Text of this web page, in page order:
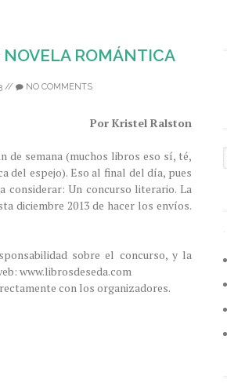
ROMÁNTICA
// NO COMMENTS
Por Kristel Ralston
de semana (muchos libros eso sí, té,
del espejo). Eso al final del día, pues
considerar: Un concurso literario. La
diciembre 2013 de hacer los envíos.
sobre el concurso, y la
www.librosdeseda.com
con los organizadores.